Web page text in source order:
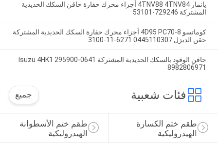
يانمار 4TNV88 4TNV84 أجزاء محرك حفارة حاقن السكك الحديدية
المشتركة 729246-53101
كوماتسو 4D95 PC70-8 أجزاء محرك حفارة السكك الحديدية المشتركة
حقن الديزل 0445110307 6271-11-3100
حاقن الوقود بالسكك الحديدية المشتركة Isuzu 4HK1 295900-0641
8982806971
فئات شعبية جميع
طقم ختم الأسطوانة
الهيدروليكية
طقم ختم الكسارة
الهيدروليكية